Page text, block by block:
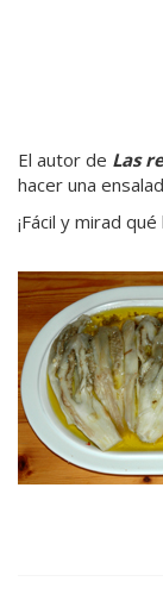
El autor de Las
hacer una
¡Fácil y mirad